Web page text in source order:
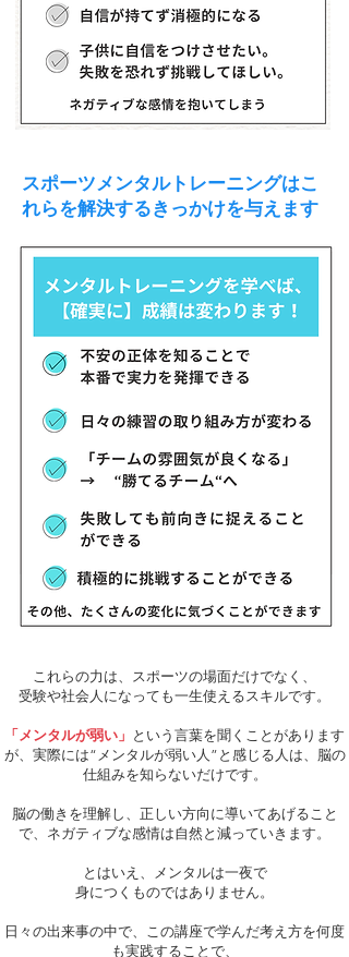
​スポーツメンタルトレーニングはこ
れらを解決するきっかけを与えます
これらの力は、スポーツの場面だけでなく、
受験や社会人になっても一生使えるスキルです。
「メンタルが弱い」 という言葉を聞くことがあります
が、実際には“メンタルが弱い人”と感じる人は、脳の
仕組みを知らないだけです。
脳の働きを理解し、正しい方向に導いてあげること
で、ネガティブな感情は自然と減っていきます。
とはいえ、メンタルは一夜で
身につくものではありません。
日々の出来事の中で、この講座で学んだ考え方を何度
も実践することで、